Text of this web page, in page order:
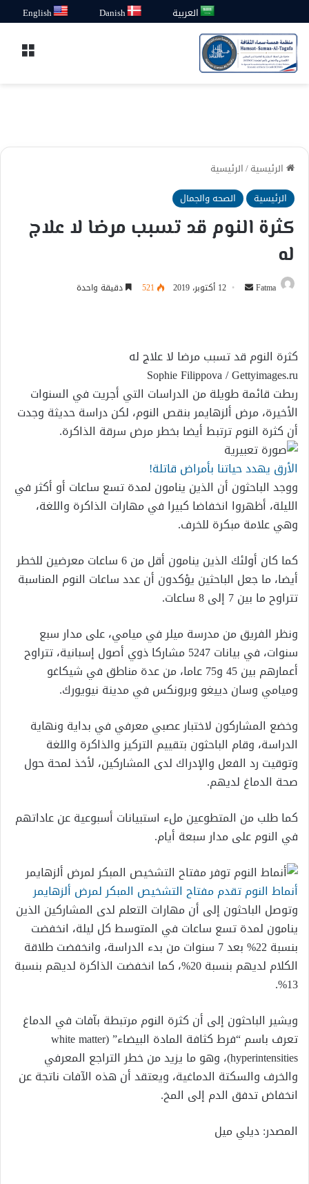
العربية Danish
English
الرئيسية/الرئيسية
الرئيسية
الصحه والجمال
كثرة النوم قد تسبب مرضا لا علاج
له
Fatma
أرسل 12 أكتوبر، 2019 521 دقيقة واحدة
كثرة النوم قد تسبب مرضا لا علاج له
Sophie Filippova/ Gettyimages.ru
ربطت قائمة طويلة من الدراسات التي أجريت في السنوات
الأخيرة، مرض ألزهايمر بنقص النوم، لكن دراسة حديثة وجدت
أن كثرة النوم ترتبط أيضا بخطر مرض سرقة الذاكرة.
الأرق يهدد حياتنا بأمراض قاتلة!
ووجد الباحثون أن الذين ينامون لمدة تسع ساعات أو أكثر في
الليلة، أظهروا انخفاضا كبيرا في مهارات الذاكرة واللغة،
وهي علامة مبكرة للخرف.
كما كان أولئك الذين ينامون أقل من 6 ساعات معرضين للخطر
أيضا، ما جعل الباحثين يؤكدون أن عدد ساعات النوم المناسبة
تتراوح ما بين 7 إلى 8 ساعات.
ونظر الفريق من مدرسة ميلر في ميامي، على مدار سبع
سنوات، في بيانات 5247 مشاركا ذوي أصول إسبانية، تتراوح
أعمارهم بين 45 و75 عاما، من عدة مناطق في شيكاغو
وميامي وسان دييغو وبرونكس في مدينة نيويورك.
وخضع المشاركون لاختبار عصبي معرفي في بداية ونهاية
الدراسة، وقام الباحثون بتقييم التركيز والذاكرة واللغة
وتوقيت رد الفعل والإدراك لدى المشاركين، لأخذ لمحة حول
صحة الدماغ لديهم.
كما طلب من المتطوعين ملء استبيانات أسبوعية عن عاداتهم
في النوم على مدار سبعة أيام.
أنماط النوم تقدم مفتاح التشخيص المبكر لمرض ألزهايمر
وتوصل الباحثون إلى أن مهارات التعلم لدى المشاركين الذين
ينامون لمدة تسع ساعات في المتوسط كل ليلة، انخفضت
بنسبة 22% بعد 7 سنوات من بدء الدراسة، وانخفضت طلاقة
الكلام لديهم بنسبة 20%، كما انخفضت الذاكرة لديهم بنسبة
13%.
ويشير الباحثون إلى أن كثرة النوم مرتبطة بآفات في الدماغ
تعرف باسم “فرط كثافة المادة البيضاء” (white matter
hyperintensities)، وهو ما يزيد من خطر التراجع المعرفي
والخرف والسكتة الدماغية، ويعتقد أن هذه الآفات ناتجة عن
انخفاض تدفق الدم إلى المخ.
المصدر: ديلي ميل